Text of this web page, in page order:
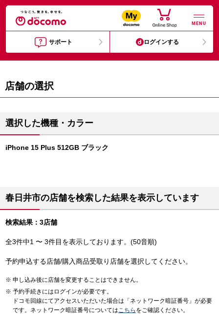
MENU
サポート ログインする
店舗の選択
選択した機種・カラー
iPhone 15 Plus 512GB ブラック
春日井市の店舗を検索した結果を表示しています
検索結果：3店舗
全3件中1 〜 3件目を表示しております。(50音順)
予約申込する店舗/購入商品受取り店舗を選択してください。
申し込み後に店舗を変更することはできません。
予約手続きにはログインが必要です。
ドコモ回線にてアクセスいただいた場合は「ネットワーク暗証番号」が必要
です。ネットワーク暗証番号についてはこちら をご確認ください。